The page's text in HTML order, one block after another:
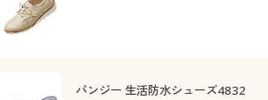
パンジー 生活防水シューズ4832